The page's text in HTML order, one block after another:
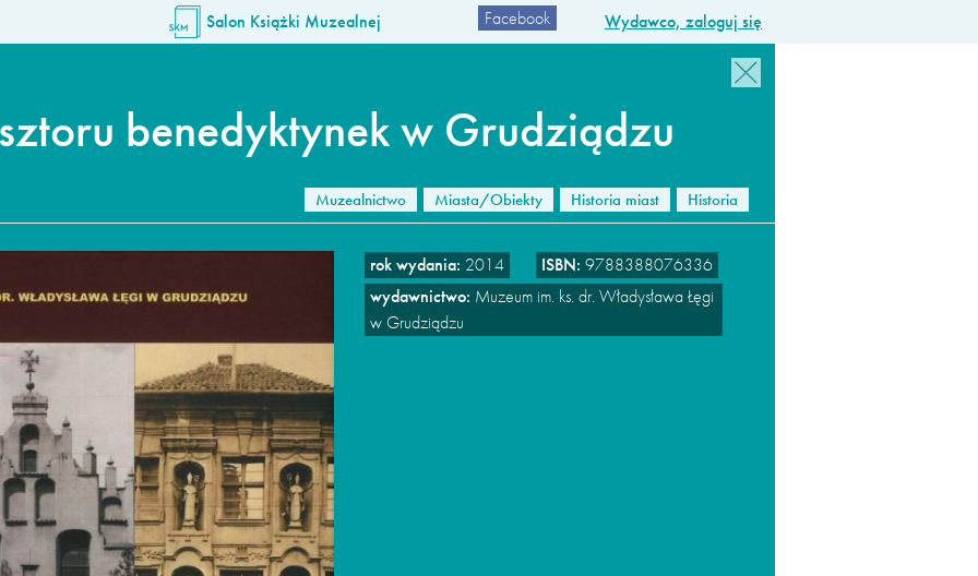
Salon Książki Muzealnej Facebook Wydawco, zaloguj się
benedyktynek w Grudziądzu
Historia
Historia miast
Miasta/Obiekty
Muzealnictwo
rok wydania: 2014 ISBN: 9788388076336
wydawnictwo: Muzeum im. ks. dr. Władysława Łęgi
w Grudziądzu